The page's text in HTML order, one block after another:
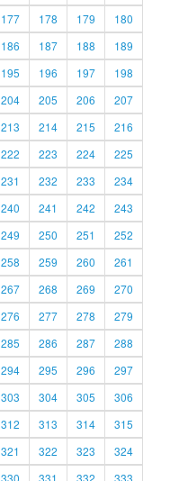
177 178 179
180
186 187 188
189
195 196 197
198
204 205 206
207
213 214 215
216
222 223 224
225
231 232 233
234
240 241 242
243
249 250 251
252
258 259 260
261
267 268 269
270
276 277 278
279
285 286 287
288
294 295 296
297
303 304 305
306
312 313 314
315
321 322 323
324
330 331 332 333